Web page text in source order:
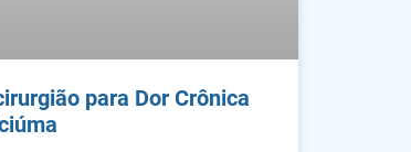
para Dor Crônica